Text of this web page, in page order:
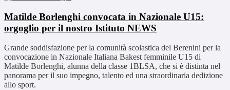
Matilde Borlenghi convocata in Nazionale U15:
orgoglio per il nostro Istituto NEWS
Grande soddisfazione per la comunità scolastica del Berenini per la
convocazione in Nazionale Italiana Bakest femminile U15 di
Matilde Borlenghi, alunna della classe 1BLSA, che si è distinta nel
panorama per il suo impegno, talento ed una straordinaria dedizione
allo sport.